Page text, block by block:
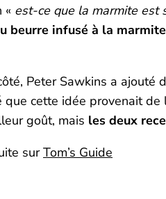
« est-ce que la marmite est
beurre infusé à la marmite
Peter Sawkins a ajouté
que cette idée provenait de
goût, mais les deux
surTom’s Guide